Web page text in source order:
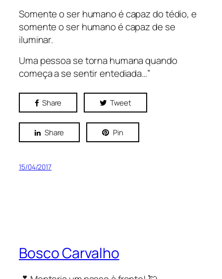
Somente o ser humano é capaz do tédio, e
somente o ser humano é capaz de se
iluminar.
Uma pessoa se torna humana quando
começa a se sentir entediada…”
Share Tweet
Share Pin
15/04/2017
Bosco Carvalho